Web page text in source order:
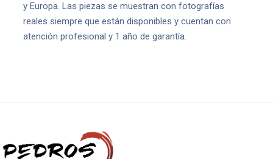
y Europa. Las piezas se muestran con fotografías
reales siempre que están disponibles y cuentan con
atención profesional y 1 año de garantía.